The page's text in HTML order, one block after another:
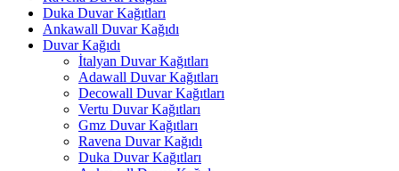
Duka Duvar Kağıtları
Ankawall Duvar Kağıdı
Duvar Kağıdı
İtalyan Duvar Kağıtları
Adawall Duvar Kağıtları
Decowall Duvar Kağıtları
Vertu Duvar Kağıtları
Gmz Duvar Kağıtları
Ravena Duvar Kağıdı
Duka Duvar Kağıtları